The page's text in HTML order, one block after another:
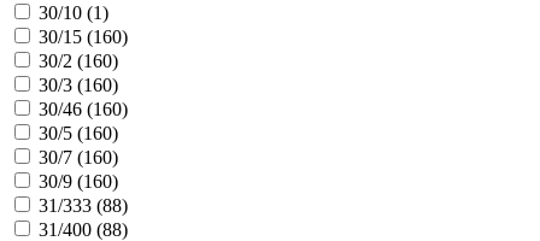
30/10 (1)
30/15 (160)
30/2 (160)
30/3 (160)
30/46 (160)
30/5 (160)
30/7 (160)
30/9 (160)
31/333 (88)
31/400 (88)